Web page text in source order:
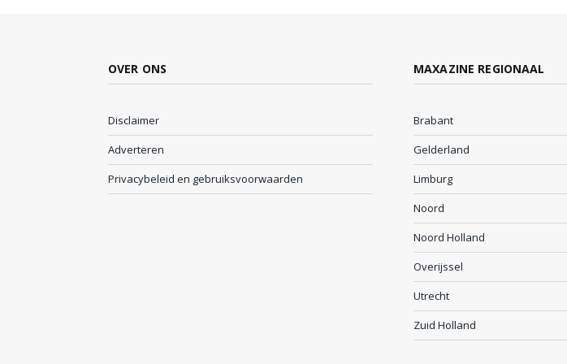
OVER ONS
Disclaimer
Adverteren
Privacybeleid en gebruiksvoorwaarden
MAXAZINE REGIONAAL
Brabant
Gelderland
Limburg
Noord
Noord Holland
Overijssel
Utrecht
Zuid Holland